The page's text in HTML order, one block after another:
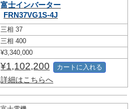
富士インバーター
FRN37VG1S-4J
三相 37
三相 400
¥3,340,000
¥1,102,200
詳細はこちらへ
カートに入れる